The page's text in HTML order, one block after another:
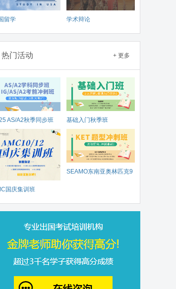
留学 学术辩论
热门活动 + 更多
AS/A2秋季同步班 基础入门秋季班
国庆集训班
SEAMO东南亚奥林匹克9